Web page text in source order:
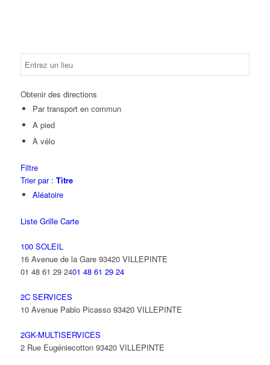
Obtenir des directions
Par transport en commun
A pied
À vélo
Filtre
Trier par : Titre
Aléatoire
Liste Grille Carte
100 SOLEIL
16 Avenue de la Gare 93420 VILLEPINTE
01 48 61 29 2401 48 61 29 24
2C SERVICES
10 Avenue Pablo Picasso 93420 VILLEPINTE
2GK-MULTISERVICES
2 Rue Eugéniecotton 93420 VILLEPINTE